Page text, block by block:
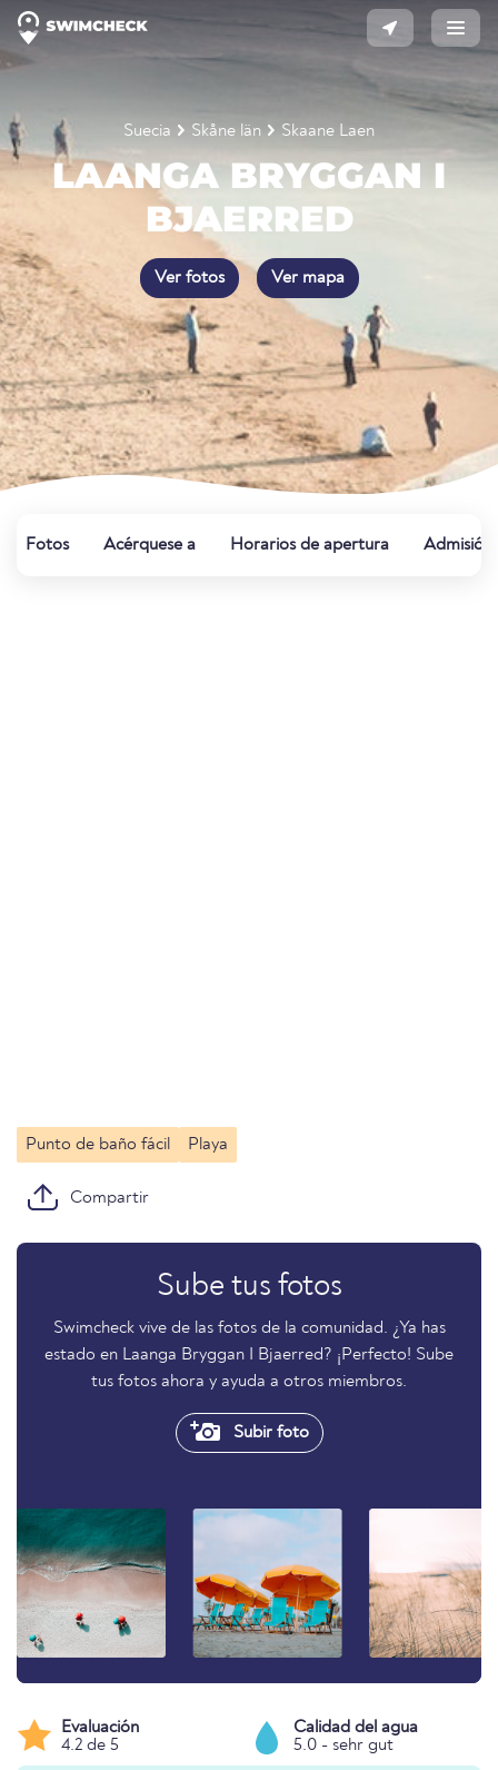
Suecia Skåne län Skaane Laen
LAANGA BRYGGAN I
BJAERRED
Ver fotos Ver mapa
Fotos Acérquese a Horarios de apertura Admisión
Punto de baño fácil Playa
Compartir
Sube tus fotos
Swimcheck vive de las fotos de la comunidad. ¿Ya has
estado en Laanga Bryggan I Bjaerred? ¡Perfecto! Sube
tus fotos ahora y ayuda a otros miembros.
Subir foto
Evaluación
4.2 de 5
Calidad del agua
5.0 - sehr gut